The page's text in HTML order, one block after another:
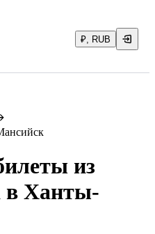
₽, RUB
из
в Ханты-